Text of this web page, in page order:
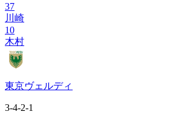
37
川崎
10
木村
東京ヴェルディ
3-4-2-1